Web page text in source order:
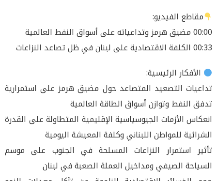
مقاطع الفيديو:
00:00 مضيق هرمز وتداعياته على أسواق النفط العالمية
00:33 الكلفة الاقتصادية على لبنان في ظل تصاعد النزاعات
الأفكار الرئيسية:
تداعيات التصعيد المتصاعد حول مضيق هرمز على استمرارية
تدفق النفط وتوازن أسواق الطاقة العالمية
انعكاس الأزمات الجيوسياسية الإقليمية المتطاولة على القدرة
الشرائية للمواطن اللبناني وكلفة المعيشة اليومية
تأثير استمرار النزاعات المسلحة في الجنوب على موسم
السياحة الصيفي ومداخيل العملة الصعبة في لبنان